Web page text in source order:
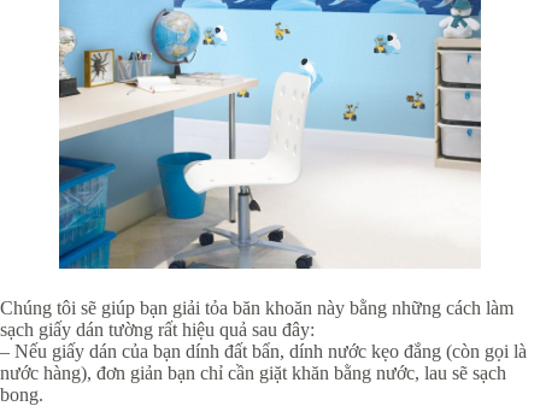
Chúng tôi sẽ giúp bạn giải tỏa băn khoăn này bằng những cách làm
sạch giấy dán tường rất hiệu quả sau đây:
– Nếu giấy dán của bạn dính đất bẩn, dính nước kẹo đắng (còn gọi là
nước hàng), đơn giản bạn chỉ cần giặt khăn bằng nước, lau sẽ sạch
bong.